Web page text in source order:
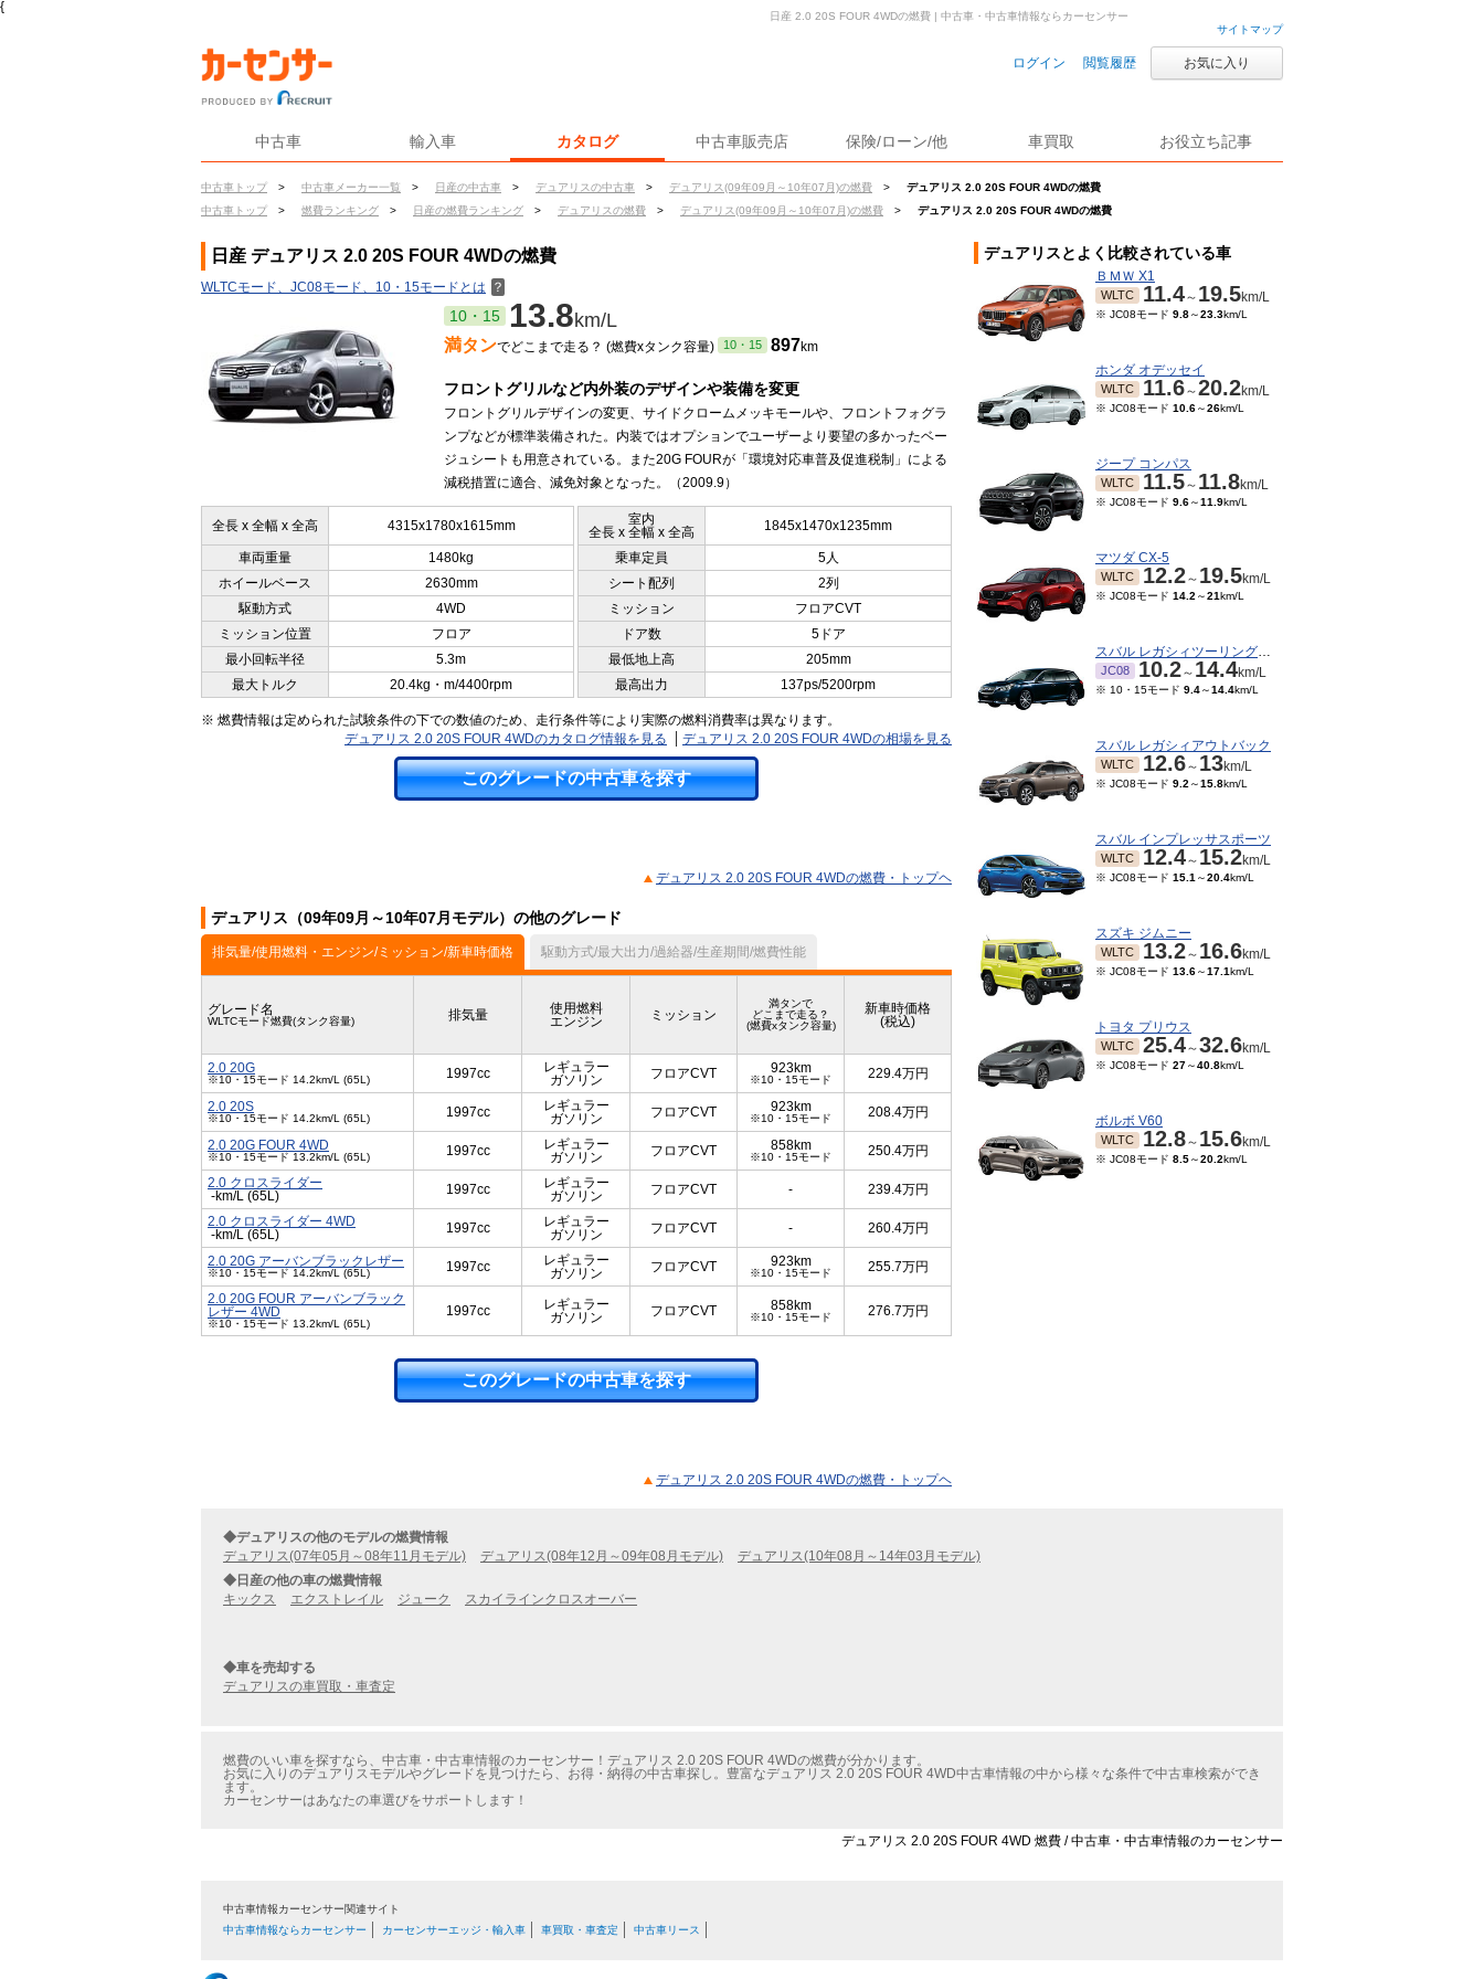
{
サイトマップ
ログイン 閲覧履歴 お気に入り
中古車 輸入車 カタログ 中古車販売店 保険/ローン/他 車買取 お役立ち記事
中古車トップ > 中古車メーカー一覧 > 日産の中古車 > デュアリスの中古車 > デュアリス(09年09月～10年07月)の燃費 >
デュアリス 2.0 20S FOUR 4WDの燃費
中古車トップ
> 燃費ランキング > 日産の燃費ランキング > デュアリスの燃費 > デュアリス(09年09月～10年07月)の燃費 > デュアリス 2.0 20S FOUR 4WDの燃費
日産 2.0 20S FOUR 4WDの燃費 | 中古車・中古車情報ならカーセンサー
日産 デュアリス 2.0 20S FOUR 4WDの燃費
WLTCモード、JC08モード、10・15モードとは ？
10・15 13.8km/L
満タンでどこまで走る？ (燃費xタンク容量) 10・15 897km
フロントグリルなど内外装のデザインや装備を変更
フロントグリルデザインの変更、サイドクロームメッキモールや、フロントフォグラ
ンプなどが標準装備された。内装ではオプションでユーザーより要望の多かったベー
ジュシートも用意されている。また20G FOURが「環境対応車普及促進税制」による
減税措置に適合、減免対象となった。（2009.9）
全長 x 全幅 x 全高 4315x1780x1615mm
室内
全長 x 全幅 x 全高
1845x1470x1235mm
車両重量 1480kg 乗車定員
5人
ホイールベース
2630mm シート配列
2列
駆動方式
4WD ミッション
フロアCVT
ミッション位置
フロア ドア数
5ドア
最小回転半径
5.3m 最低地上高
205mm
最大トルク
20.4kg・m/4400rpm 最高出力 137ps/5200rpm
※ 燃費情報は定められた試験条件の下での数値のため、走行条件等により実際の燃料消費率は異なります。
デュアリス 2.0 20S FOUR 4WDのカタログ情報を見る
デュアリス 2.0 20S FOUR 4WDの相場を見る
このグレードの中古車を探す
デュアリス 2.0 20S FOUR 4WDの燃費・トップヘ
デュアリス（09年09月～10年07月モデル）の他のグレード
排気量/使用燃料・エンジン/ミッション/新車時価格 駆動方式/最大出力/過給器/生産期間/燃費性能
グレード名
WLTCモード燃費(タンク容量) 排気量
使用燃料
エンジン
ミッション
満タンで
どこまで走る？
(燃費xタンク容量)
新車時価格
(税込)
2.0 20G
※10・15モード 14.2km/L (65L) 1997cc
レギュラー
ガソリン
フロアCVT 923km
※10・15モード 229.4万円
2.0 20S
※10・15モード 14.2km/L (65L) 1997cc
レギュラー
ガソリン
フロアCVT 923km
※10・15モード 208.4万円
2.0 20G FOUR 4WD
※10・15モード 13.2km/L (65L) 1997cc
レギュラー
ガソリン
フロアCVT 858km
※10・15モード 250.4万円
2.0 クロスライダー
-km/L (65L)
1997cc
レギュラー
ガソリン
フロアCVT - 239.4万円
2.0 クロスライダー 4WD
-km/L (65L)
1997cc
レギュラー
ガソリン
フロアCVT - 260.4万円
2.0 20G アーバンブラックレザー
※10・15モード 14.2km/L (65L) 1997cc
レギュラー
ガソリン
フロアCVT 923km
※10・15モード 255.7万円
2.0 20G FOUR アーバンブラック
レザー 4WD
※10・15モード 13.2km/L (65L)
1997cc
レギュラー
ガソリン
フロアCVT 858km
※10・15モード 276.7万円
このグレードの中古車を探す
デュアリス 2.0 20S FOUR 4WDの燃費・トップヘ
デュアリスとよく比較されている車
ＢＭＷ X1
WLTC 11.4～ 19.5km/L
※ JC08モード 9.8～23.3km/L
ホンダ オデッセイ
WLTC 11.6～20.2km/L
※ JC08モード 10.6～26km/L
ジープ コンパス
WLTC 11.5～ 11.8km/L
※ JC08モード 9.6～11.9km/L
マツダ CX-5
WLTC 12.2～ 19.5km/L
※ JC08モード 14.2 ～21km/L
スバル レガシィツーリングワゴン
JC08 10.2～ 14.4km/L
※ 10・15モード 9.4～14.4km/L
スバル レガシィアウトバック
WLTC 12.6～ 13km/L
※ JC08モード 9.2 ～15.8km/L
スバル インプレッサスポーツ
WLTC 12.4～ 15.2km/L
※ JC08モード 15.1 ～20.4km/L
スズキ ジムニー
WLTC 13.2～ 16.6km/L
※ JC08モード 13.6～17.1km/L
トヨタ プリウス
WLTC 25.4～32.6km/L
※ JC08モード 27～40.8km/L
ボルボ V60
WLTC 12.8～ 15.6km/L
※ JC08モード 8.5～20.2km/L
◆デュアリスの他のモデルの燃費情報
デュアリス(07年05月～08年11月モデル)
デュアリス(08年12月～09年08月モデル)
デュアリス(10年08月～14年03月モデル)
◆日産の他の車の燃費情報
キックス
エクストレイル ジューク スカイラインクロスオーバー
◆車を売却する
デュアリスの車買取・車査定
燃費のいい車を探すなら、中古車・中古車情報のカーセンサー！デュアリス 2.0 20S FOUR 4WDの燃費が分かります。
お気に入りのデュアリスモデルやグレードを見つけたら、お得・納得の中古車探し。豊富なデュアリス 2.0 20S FOUR 4WD中古車情報の中から様々な条件で中古車検索ができ
ます。
カーセンサーはあなたの車選びをサポートします！
デュアリス 2.0 20S FOUR 4WD 燃費 / 中古車・中古車情報のカーセンサー
中古車情報カーセンサー関連サイト
中古車情報ならカーセンサー
カーセンサーエッジ・輸入車 車買取・車査定 中古車リース